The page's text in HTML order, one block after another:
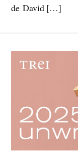
de David […]